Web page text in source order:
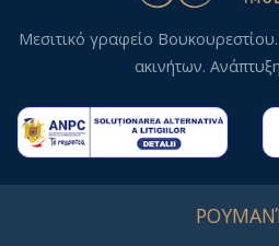
Μεσιτικό γραφείο
ακινήτων.